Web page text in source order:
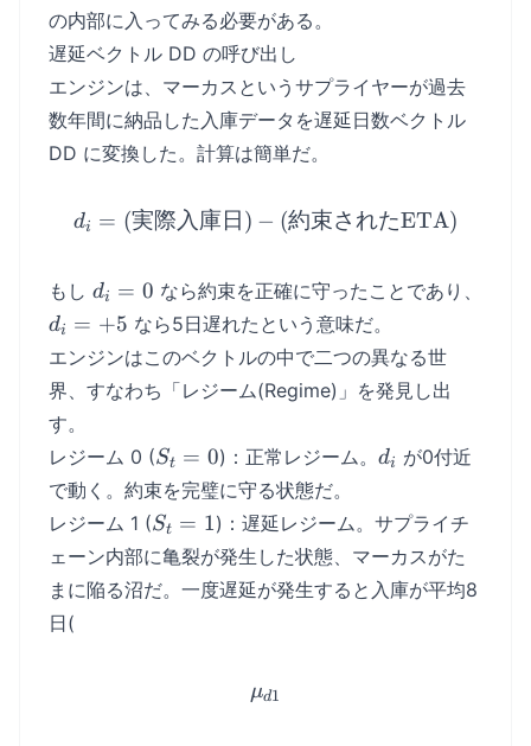
の内部に入ってみる必要がある。
遅延ベクトル DD の呼び出し
エンジンは、マーカスというサプライヤーが過去
数年間に納品した入庫データを遅延日数ベクトル
DD に変換した。計算は簡単だ。
d_i = (\text{実際入庫日
di = (実際入庫日 ) − (約束されたETA)
もし d_i
=
di = 0 なら約束を正確に守ったことであり、
di = +5 なら5日遅れたという意味だ。
エンジンはこのベクトルの中で二つの異なる世
界、すなわち「レジーム(Regime)」を発見し出
す。
レジーム 0 (S_t
=
0
St = 0)：正常レジーム。 d_i
di
が0付近
で動く。約束を完璧に守る状態だ。
レジーム 1 (S_t
=
St = 1)：遅延レジーム。サプライチ
ェーン内部に亀裂が発生した状態、マーカスがた
まに陥る沼だ。一度遅延が発生すると入庫が平均8
日(
\mu_{d1}
μd1